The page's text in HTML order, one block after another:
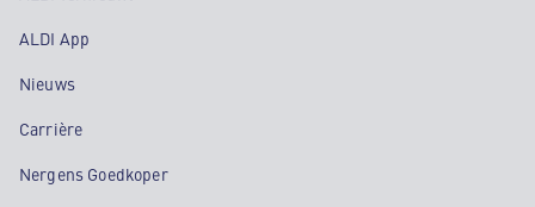
ALDI App
Nieuws
Carrière
Nergens Goedkoper